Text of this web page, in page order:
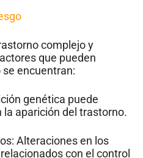
complejo y
que pueden
encuentran:
genética puede
aparición del trastorno.
Alteraciones en los
con el control